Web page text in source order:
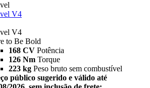
V4
V4
to Be Bold
168 CV Potência
126 Nm Torque
223 kg Peso bruto sem combustível
público sugerido e válido até